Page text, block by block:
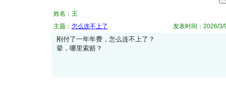
姓名：王
主题： 怎么连不上了 发表时间：2026/3/
刚付了一年年费，怎么连不上了？
晕，哪里索赔？